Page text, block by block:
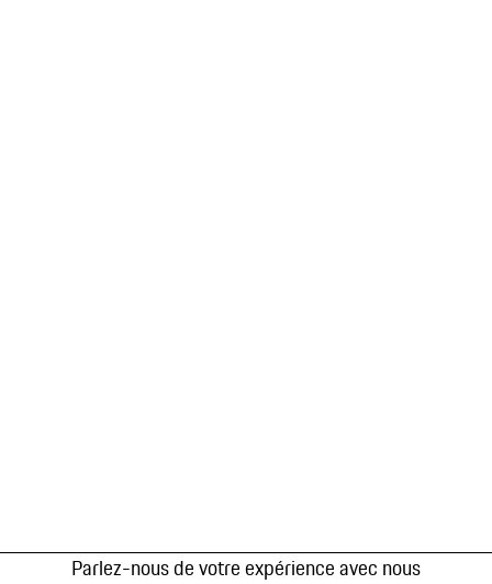
Parlez-nous de votre expérience avec nous